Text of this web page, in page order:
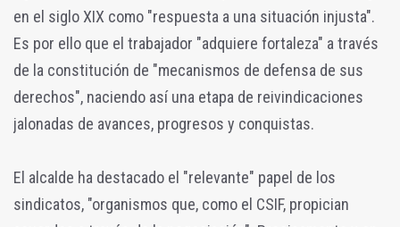
en el siglo XIX como "respuesta a una situación injusta".
Es por ello que el trabajador "adquiere fortaleza" a través
de la constitución de "mecanismos de defensa de sus
derechos", naciendo así una etapa de reivindicaciones
jalonadas de avances, progresos y conquistas.
El alcalde ha destacado el "relevante" papel de los
sindicatos, "organismos que, como el CSIF, propician